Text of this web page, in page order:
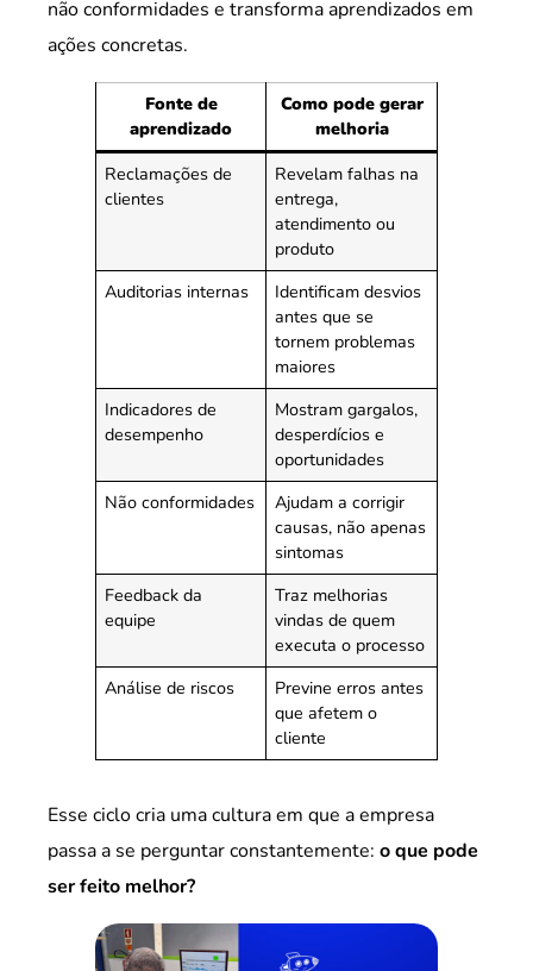
não conformidades e transforma aprendizados em
ações concretas.
Fonte de
aprendizado
Como pode gerar
melhoria
Reclamações de
clientes
Revelam falhas na
entrega,
atendimento ou
produto
Auditorias internas
Identificam desvios
antes que se
tornem problemas
maiores
Indicadores de
desempenho
Mostram gargalos,
desperdícios e
oportunidades
Não conformidades
Ajudam a corrigir
causas, não apenas
sintomas
Feedback da
equipe
Traz melhorias
vindas de quem
executa o processo
Análise de riscos
Previne erros antes
que afetem o
cliente
Esse ciclo cria uma cultura em que a empresa
passa a se perguntar constantemente: o que pode
ser feito melhor?